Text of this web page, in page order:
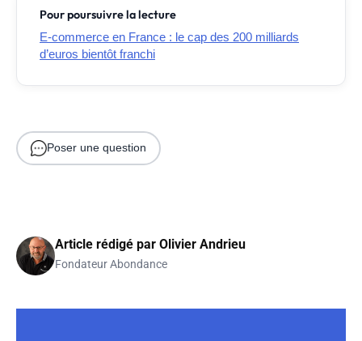
Pour poursuivre la lecture
E-commerce en France : le cap des 200 milliards
d’euros bientôt franchi
Poser une question
Article rédigé par Olivier Andrieu
Fondateur Abondance